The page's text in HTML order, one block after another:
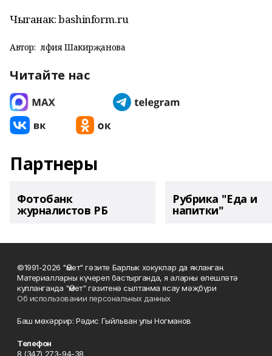
Чыганак: bashinform.ru
Автор: Әлфия Шакирҗанова
Читайте нас
Партнеры
Фотобанк
журналистов РБ
Рубрика "Еда и
напитки"
©1991-2026 "Өмет" гәзите Барлык хокуклар да якланган.
Материалларны күчереп бастырганда, я аларны өлешләтә
кулланганда "Өмет" гәзитенә сылтанма ясау мәҗбүри
Об использовании персональных данных
Баш мөхәррир: Рәдис Гыйльван улы Ногманов
Телефон
8 (347) 273-94-38